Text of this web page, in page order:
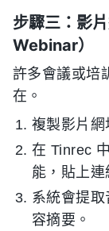
步驟三：影
Webinar）
許多會議或培
在。
複製影片網
在 Tinrec
能，貼上連
系統會提
容摘要。